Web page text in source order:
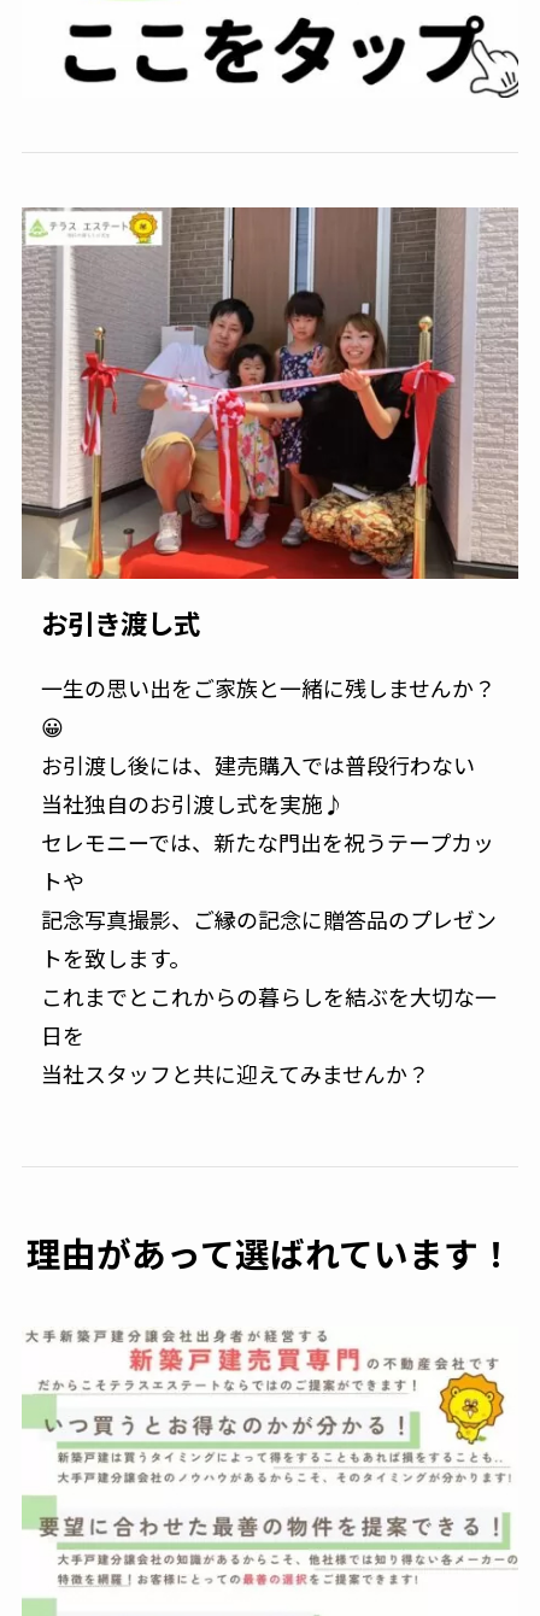
お引き渡し式
一生の思い出をご家族と一緒に残しませんか？
😀
お引渡し後には、建売購入では普段行わない
当社独自のお引渡し式を実施♪
セレモニーでは、新たな門出を祝うテープカッ
トや
記念写真撮影、ご縁の記念に贈答品のプレゼン
トを致します。
これまでとこれからの暮らしを結ぶを大切な一
日を
当社スタッフと共に迎えてみませんか？
理由があって選ばれています！